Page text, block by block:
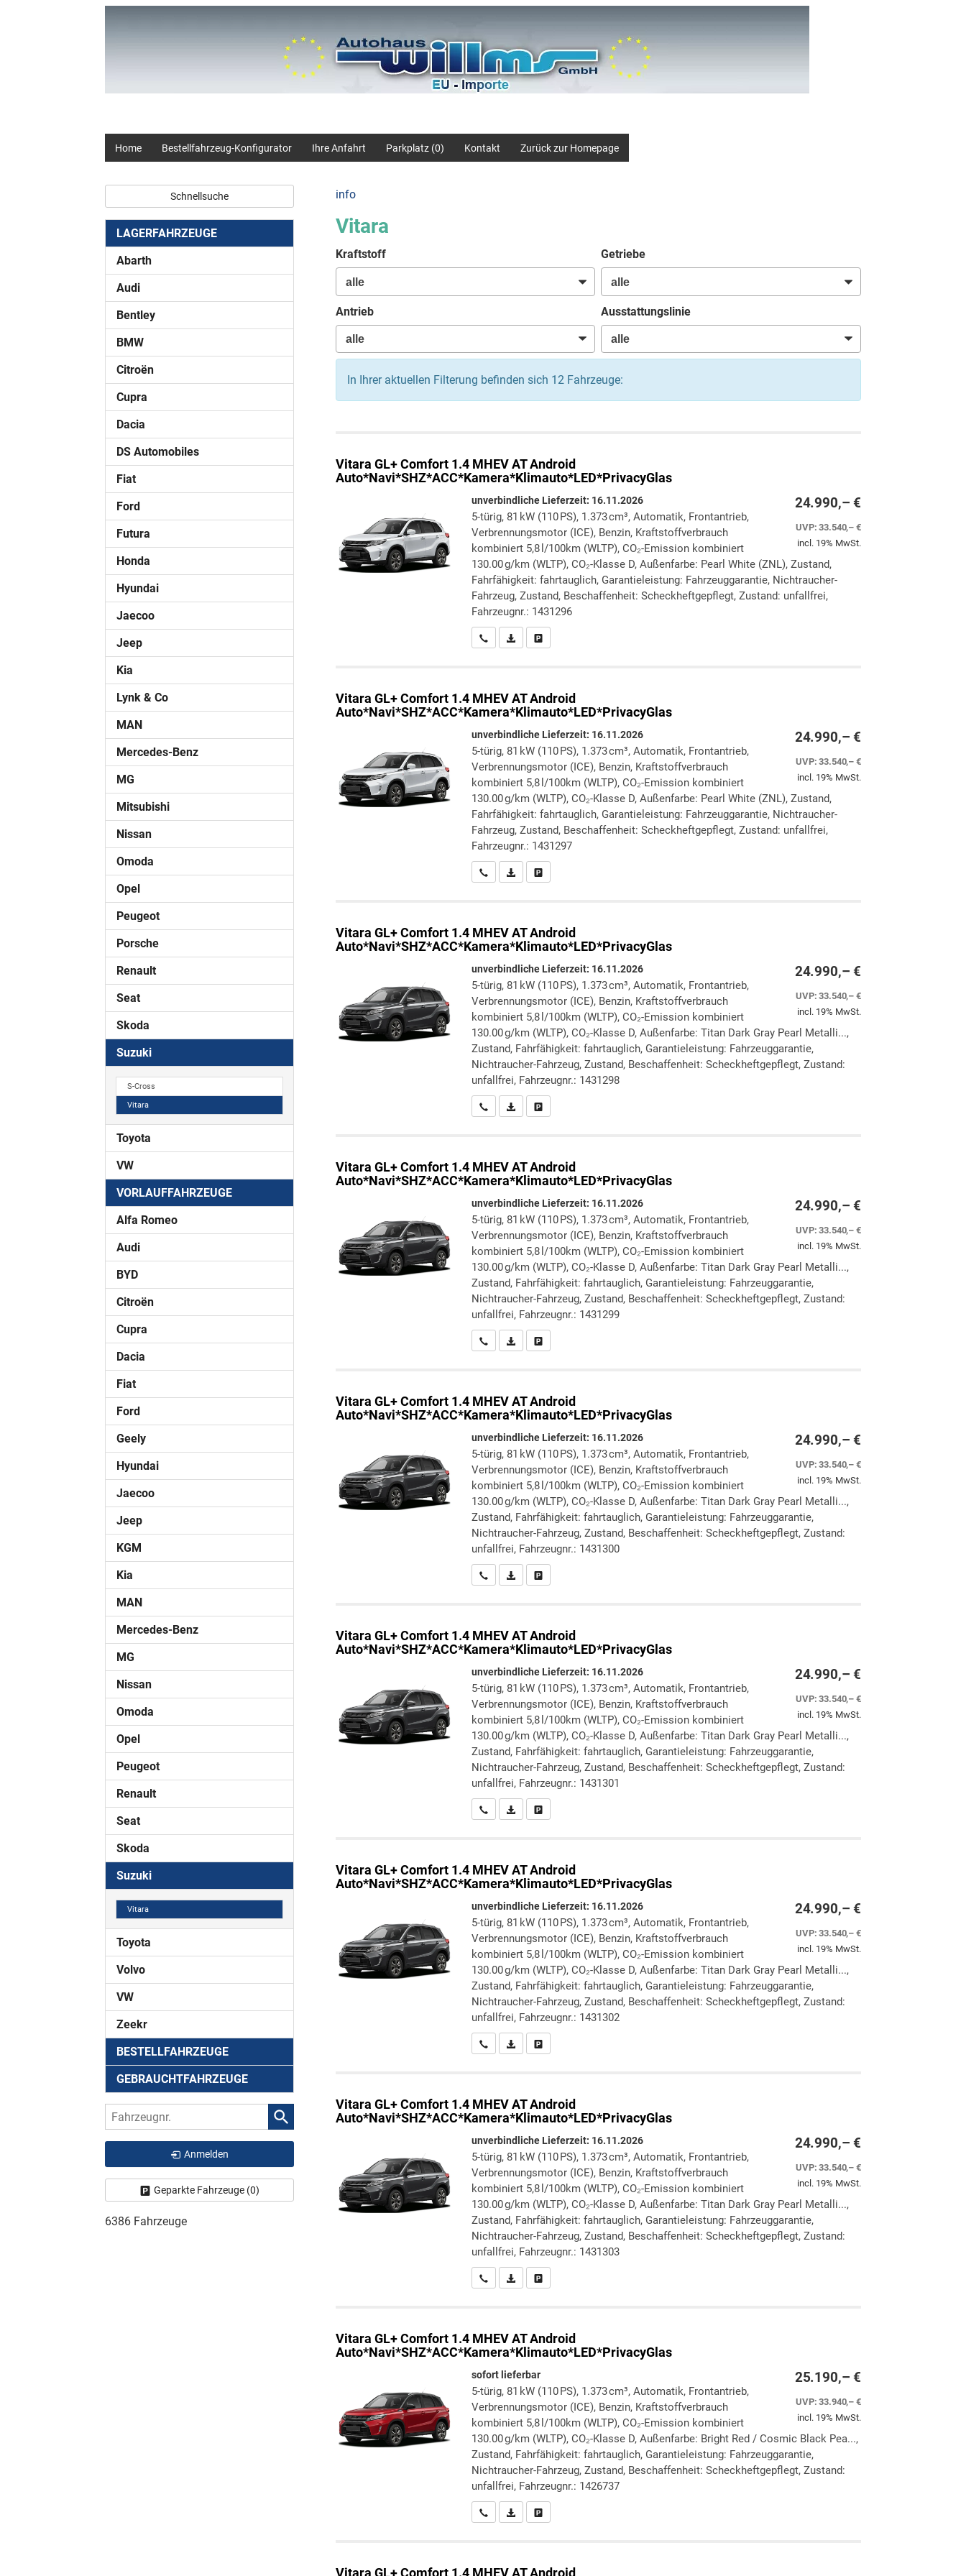
Home Bestellfahrzeug-Konfigurator Ihre Anfahrt Parkplatz (0) Kontakt Zurück zur Homepage
info
Vitara
Kraftstoff Getriebe
Antrieb Ausstattungslinie
In Ihrer aktuellen Filterung befinden sich 12Fahrzeuge:
Vitara GL+ Comfort 1.4 MHEV AT Android
Auto*Navi*SHZ*ACC*Kamera*Klimauto*LED*PrivacyGlas
24.990,– €
UVP:33.540,– €
incl. 19% MwSt.
unverbindliche Lieferzeit: 16.11.2026
5-türig, 81 kW (110 PS), 1.373 cm³, Automatik, Frontantrieb,
Verbrennungsmotor (ICE), Benzin, Kraftstoffverbrauch
kombiniert 5,8 l/100km (WLTP), CO₂-Emission kombiniert
130.00 g/km (WLTP), CO₂-Klasse D, Außenfarbe: Pearl White (ZNL), Zustand,
Fahrfähigkeit: fahrtauglich, Garantieleistung: Fahrzeuggarantie, Nichtraucher-
Fahrzeug, Zustand, Beschaffenheit: Scheckheftgepflegt, Zustand: unfallfrei,
Fahrzeugnr.: 1431296
Wir rufen Sie an
PDF-Datei, Fahrzeugexposé drucken
Drucken, parken oder vergleichen
Vitara GL+ Comfort 1.4 MHEV AT Android
Auto*Navi*SHZ*ACC*Kamera*Klimauto*LED*PrivacyGlas
24.990,– €
UVP:33.540,– €
incl. 19% MwSt.
unverbindliche Lieferzeit: 16.11.2026
5-türig, 81 kW (110 PS), 1.373 cm³, Automatik, Frontantrieb,
Verbrennungsmotor (ICE), Benzin, Kraftstoffverbrauch
kombiniert 5,8 l/100km (WLTP), CO₂-Emission kombiniert
130.00 g/km (WLTP), CO₂-Klasse D, Außenfarbe: Pearl White (ZNL), Zustand,
Fahrfähigkeit: fahrtauglich, Garantieleistung: Fahrzeuggarantie, Nichtraucher-
Fahrzeug, Zustand, Beschaffenheit: Scheckheftgepflegt, Zustand: unfallfrei,
Fahrzeugnr.: 1431297
Wir rufen Sie an
PDF-Datei, Fahrzeugexposé drucken
Drucken, parken oder vergleichen
Vitara GL+ Comfort 1.4 MHEV AT Android
Auto*Navi*SHZ*ACC*Kamera*Klimauto*LED*PrivacyGlas
24.990,– €
UVP:33.540,– €
incl. 19% MwSt.
unverbindliche Lieferzeit: 16.11.2026
5-türig, 81 kW (110 PS), 1.373 cm³, Automatik, Frontantrieb,
Verbrennungsmotor (ICE), Benzin, Kraftstoffverbrauch
kombiniert 5,8 l/100km (WLTP), CO₂-Emission kombiniert
130.00 g/km (WLTP), CO₂-Klasse D, Außenfarbe: Titan Dark Gray Pearl Metalli...,
Zustand, Fahrfähigkeit: fahrtauglich, Garantieleistung: Fahrzeuggarantie,
Nichtraucher-Fahrzeug, Zustand, Beschaffenheit: Scheckheftgepflegt, Zustand:
unfallfrei, Fahrzeugnr.: 1431298
Wir rufen Sie an
PDF-Datei, Fahrzeugexposé drucken
Drucken, parken oder vergleichen
Vitara GL+ Comfort 1.4 MHEV AT Android
Auto*Navi*SHZ*ACC*Kamera*Klimauto*LED*PrivacyGlas
24.990,– €
UVP:33.540,– €
incl. 19% MwSt.
unverbindliche Lieferzeit: 16.11.2026
5-türig, 81 kW (110 PS), 1.373 cm³, Automatik, Frontantrieb,
Verbrennungsmotor (ICE), Benzin, Kraftstoffverbrauch
kombiniert 5,8 l/100km (WLTP), CO₂-Emission kombiniert
130.00 g/km (WLTP), CO₂-Klasse D, Außenfarbe: Titan Dark Gray Pearl Metalli...,
Zustand, Fahrfähigkeit: fahrtauglich, Garantieleistung: Fahrzeuggarantie,
Nichtraucher-Fahrzeug, Zustand, Beschaffenheit: Scheckheftgepflegt, Zustand:
unfallfrei, Fahrzeugnr.: 1431299
Wir rufen Sie an
PDF-Datei, Fahrzeugexposé drucken
Drucken, parken oder vergleichen
Vitara GL+ Comfort 1.4 MHEV AT Android
Auto*Navi*SHZ*ACC*Kamera*Klimauto*LED*PrivacyGlas
24.990,– €
UVP:33.540,– €
incl. 19% MwSt.
unverbindliche Lieferzeit: 16.11.2026
5-türig, 81 kW (110 PS), 1.373 cm³, Automatik, Frontantrieb,
Verbrennungsmotor (ICE), Benzin, Kraftstoffverbrauch
kombiniert 5,8 l/100km (WLTP), CO₂-Emission kombiniert
130.00 g/km (WLTP), CO₂-Klasse D, Außenfarbe: Titan Dark Gray Pearl Metalli...,
Zustand, Fahrfähigkeit: fahrtauglich, Garantieleistung: Fahrzeuggarantie,
Nichtraucher-Fahrzeug, Zustand, Beschaffenheit: Scheckheftgepflegt, Zustand:
unfallfrei, Fahrzeugnr.: 1431300
Wir rufen Sie an
PDF-Datei, Fahrzeugexposé drucken
Drucken, parken oder vergleichen
Vitara GL+ Comfort 1.4 MHEV AT Android
Auto*Navi*SHZ*ACC*Kamera*Klimauto*LED*PrivacyGlas
24.990,– €
UVP:33.540,– €
incl. 19% MwSt.
unverbindliche Lieferzeit: 16.11.2026
5-türig, 81 kW (110 PS), 1.373 cm³, Automatik, Frontantrieb,
Verbrennungsmotor (ICE), Benzin, Kraftstoffverbrauch
kombiniert 5,8 l/100km (WLTP), CO₂-Emission kombiniert
130.00 g/km (WLTP), CO₂-Klasse D, Außenfarbe: Titan Dark Gray Pearl Metalli...,
Zustand, Fahrfähigkeit: fahrtauglich, Garantieleistung: Fahrzeuggarantie,
Nichtraucher-Fahrzeug, Zustand, Beschaffenheit: Scheckheftgepflegt, Zustand:
unfallfrei, Fahrzeugnr.: 1431301
Wir rufen Sie an
PDF-Datei, Fahrzeugexposé drucken
Drucken, parken oder vergleichen
Vitara GL+ Comfort 1.4 MHEV AT Android
Auto*Navi*SHZ*ACC*Kamera*Klimauto*LED*PrivacyGlas
24.990,– €
UVP:33.540,– €
incl. 19% MwSt.
unverbindliche Lieferzeit: 16.11.2026
5-türig, 81 kW (110 PS), 1.373 cm³, Automatik, Frontantrieb,
Verbrennungsmotor (ICE), Benzin, Kraftstoffverbrauch
kombiniert 5,8 l/100km (WLTP), CO₂-Emission kombiniert
130.00 g/km (WLTP), CO₂-Klasse D, Außenfarbe: Titan Dark Gray Pearl Metalli...,
Zustand, Fahrfähigkeit: fahrtauglich, Garantieleistung: Fahrzeuggarantie,
Nichtraucher-Fahrzeug, Zustand, Beschaffenheit: Scheckheftgepflegt, Zustand:
unfallfrei, Fahrzeugnr.: 1431302
Wir rufen Sie an
PDF-Datei, Fahrzeugexposé drucken
Drucken, parken oder vergleichen
Vitara GL+ Comfort 1.4 MHEV AT Android
Auto*Navi*SHZ*ACC*Kamera*Klimauto*LED*PrivacyGlas
24.990,– €
UVP:33.540,– €
incl. 19% MwSt.
unverbindliche Lieferzeit: 16.11.2026
5-türig, 81 kW (110 PS), 1.373 cm³, Automatik, Frontantrieb,
Verbrennungsmotor (ICE), Benzin, Kraftstoffverbrauch
kombiniert 5,8 l/100km (WLTP), CO₂-Emission kombiniert
130.00 g/km (WLTP), CO₂-Klasse D, Außenfarbe: Titan Dark Gray Pearl Metalli...,
Zustand, Fahrfähigkeit: fahrtauglich, Garantieleistung: Fahrzeuggarantie,
Nichtraucher-Fahrzeug, Zustand, Beschaffenheit: Scheckheftgepflegt, Zustand:
unfallfrei, Fahrzeugnr.: 1431303
Wir rufen Sie an
PDF-Datei, Fahrzeugexposé drucken
Drucken, parken oder vergleichen
Vitara GL+ Comfort 1.4 MHEV AT Android
Auto*Navi*SHZ*ACC*Kamera*Klimauto*LED*PrivacyGlas
25.190,– €
UVP:33.940,– €
incl. 19% MwSt.
sofort lieferbar
5-türig, 81 kW (110 PS), 1.373 cm³, Automatik, Frontantrieb,
Verbrennungsmotor (ICE), Benzin, Kraftstoffverbrauch
kombiniert 5,8 l/100km (WLTP), CO₂-Emission kombiniert
130.00 g/km (WLTP), CO₂-Klasse D, Außenfarbe: Bright Red / Cosmic Black Pea...,
Zustand, Fahrfähigkeit: fahrtauglich, Garantieleistung: Fahrzeuggarantie,
Nichtraucher-Fahrzeug, Zustand, Beschaffenheit: Scheckheftgepflegt, Zustand:
unfallfrei, Fahrzeugnr.: 1426737
Wir rufen Sie an
PDF-Datei, Fahrzeugexposé drucken
Drucken, parken oder vergleichen
Vitara GL+ Comfort 1.4 MHEV AT Android
Schnellsuche
LAGERFAHRZEUGE
Abarth
Audi
Bentley
BMW
Citroën
Cupra
Dacia
DS Automobiles
Fiat
Ford
Futura
Honda
Hyundai
Jaecoo
Jeep
Kia
Lynk & Co
MAN
Mercedes-Benz
MG
Mitsubishi
Nissan
Omoda
Opel
Peugeot
Porsche
Renault
Seat
Skoda
Suzuki
S-Cross
Vitara
Toyota
VW
VORLAUFFAHRZEUGE
Alfa Romeo
Audi
BYD
Citroën
Cupra
Dacia
Fiat
Ford
Geely
Hyundai
Jaecoo
Jeep
KGM
Kia
MAN
Mercedes-Benz
MG
Nissan
Omoda
Opel
Peugeot
Renault
Seat
Skoda
Suzuki
Vitara
Toyota
Volvo
VW
Zeekr
BESTELLFAHRZEUGE
GEBRAUCHTFAHRZEUGE
Fahrzeugnr.
Anmelden
Geparkte Fahrzeuge (0)
6386 Fahrzeuge